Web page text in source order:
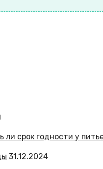
31.12.2024